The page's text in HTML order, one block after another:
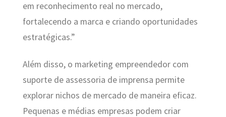
em reconhecimento real no mercado,
fortalecendo a marca e criando oportunidades
estratégicas.”
Além disso, o marketing empreendedor com
suporte de assessoria de imprensa permite
explorar nichos de mercado de maneira eficaz.
Pequenas e médias empresas podem criar